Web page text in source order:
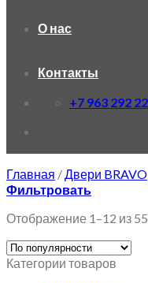
О нас
Контакты
+7 963 292
Главная /Двери BRAVO
Фильтровать
Отображение 1–12 из 55
Категории товаров